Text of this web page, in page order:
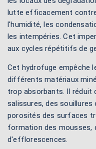
lutte efficacement
l'humidité, les
les intempéries. Cet
aux cycles répétitifs de
Cet hydrofuge empêche
différents matériaux
trop absorbants. Il réduit
salissures, des
porosités des surfaces
formation des mousses,
d'efflorescences.